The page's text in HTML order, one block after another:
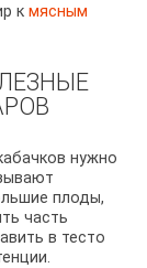
к мясным
нужно
плоды,
часть
в тесто